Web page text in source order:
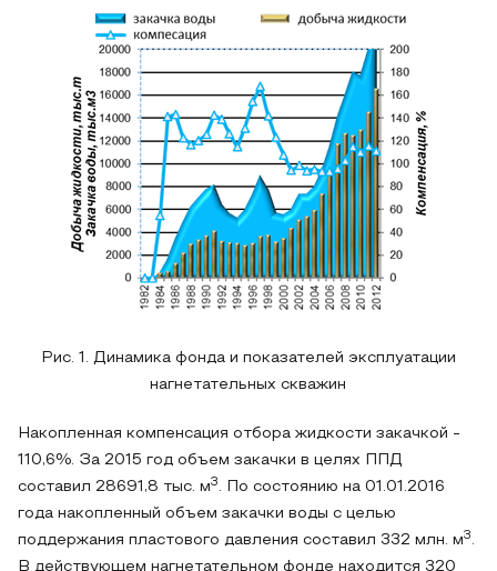
Рис. 1. Динамика фонда и показателей эксплуатации
нагнетательных скважин
Накопленная компенсация отбора жидкости закачкой -
110,6%. За 2015 год объем закачки в целях ППД
составил 28691,8 тыс. м3 . По состоянию на 01.01.2016
года накопленный объем закачки воды с целью
поддержания пластового давления составил 332 млн. м3 .
В действующем нагнетательном фонде находится 320